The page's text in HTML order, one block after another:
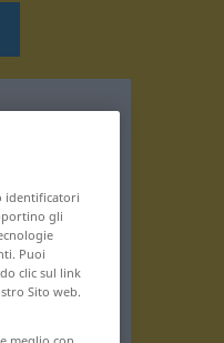
identificatori
gli
Puoi
clic sul link
Sito web.